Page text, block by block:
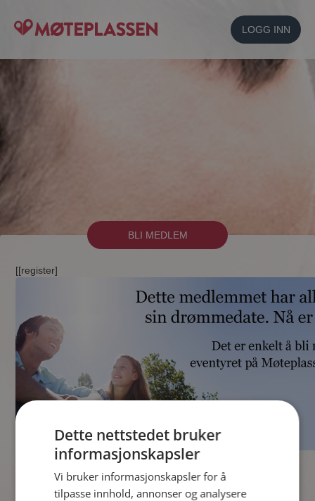
LOGG INN
BLI MEDLEM
[[register]
Dette nettstedet bruker
informasjonskapsler
Vi bruker informasjonskapsler for å
tilpasse innhold, annonser og analysere